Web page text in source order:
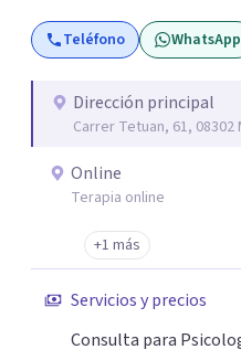
aceptar quien eres: un ser humano que siente, que piensa
y que hace; un ser que se contradice, que tiene dudas y que
Teléfono WhatsApp
Dirección principal
Carrer Tetuan, 61,
Online
Terapia online
+1 más
Servicios y precios
Consulta para